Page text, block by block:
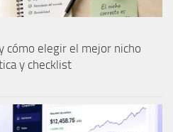
cómo elegir el mejor nicho
y checklist